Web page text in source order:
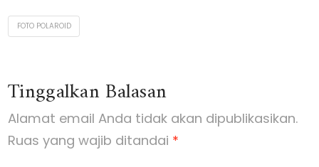
Kualitas
FOTO POLAROID
Tinggalkan Balasan
Alamat email Anda tidak akan dipublikasikan.
Ruas yang wajib ditandai *